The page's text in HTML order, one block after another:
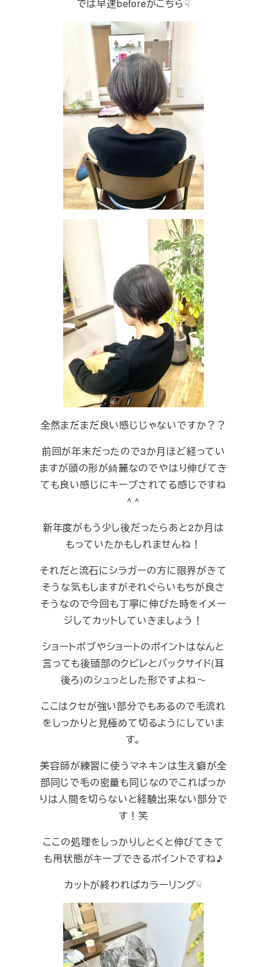
では早速beforeがこちら☟
全然まだまだ良い感じじゃないですか？？
前回が年末だったので3か月ほど経ってい
ますが頭の形が綺麗なのでやはり伸びてき
ても良い感じにキープされてる感じですね
^ ^
新年度がもう少し後だったらあと2か月は
もっていたかもしれませんね！
それだと流石にシラガーの方に限界がきて
そうな気もしますがそれぐらいもちが良さ
そうなので今回も丁寧に伸びた時をイメー
ジしてカットしていきましょう！
ショートボブやショートのポイントはなんと
言っても後頭部のクビレとバックサイド(耳
後ろ)のシュっとした形ですよね～
ここはクセが強い部分でもあるので毛流れ
をしっかりと見極めて切るようにしていま
す。
美容師が練習に使うマネキンは生え癖が全
部同じで毛の密量も同じなのでこればっか
りは人間を切らないと経験出来ない部分で
す！笑
ここの処理をしっかりしとくと伸びてきて
も用状態がキープできるポイントですね♪
カットが終わればカラーリング☟